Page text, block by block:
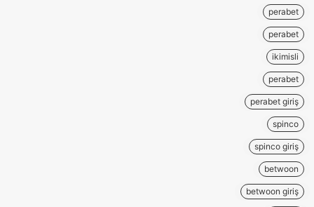
perabet
perabet
ikimisli
perabet
perabet giriş
spinco
spinco giriş
betwoon
betwoon giriş